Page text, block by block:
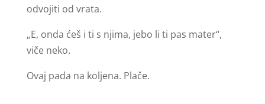
odvojiti od vrata.
„E, onda ćeš i ti s njima, jebo li ti pas mater“,
viče neko.
Ovaj pada na koljena. Plače.